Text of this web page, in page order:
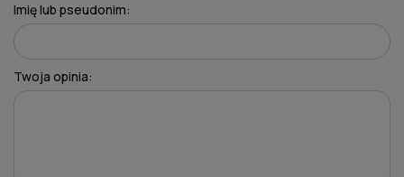
Imię lub pseudonim:
Twoja opinia: